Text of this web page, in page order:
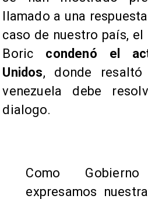
llamado a una
caso de nuestro país,
Boric condenó el
Unidos, donde
venezuela debe
dialogo.
Como
expresamos